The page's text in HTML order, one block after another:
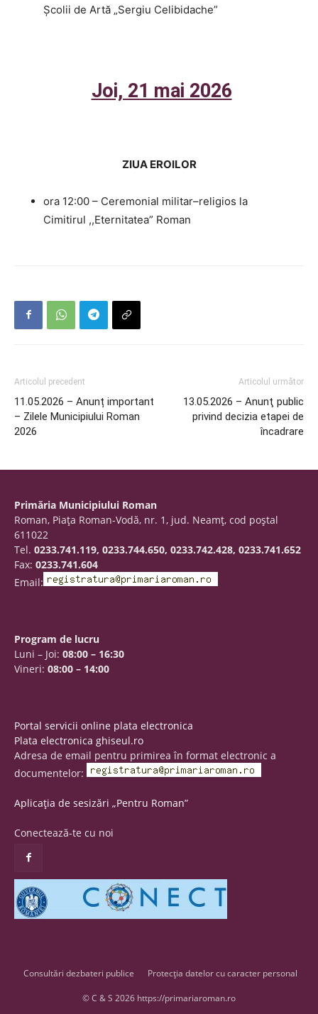
Școlii de Artă „Sergiu Celibidache”
Joi, 21 mai 2026
ZIUA EROILOR
ora 12:00 – Ceremonial militar–religios la
Cimitirul ,,Eternitatea” Roman
Articolul precedent
11.05.2026 – Anunț important
– Zilele Municipiului Roman
2026
Articolul următor
13.05.2026 – Anunţ public
privind decizia etapei de
încadrare
Primăria Municipiului Roman
Roman, Piaţa Roman-Vodă, nr. 1, jud. Neamţ, cod poştal
611022
Tel. 0233.741.119, 0233.744.650, 0233.742.428, 0233.741.652
Fax: 0233.741.604
Email:
Program de lucru
Luni – Joi: 08:00 – 16:30
Vineri: 08:00 – 14:00
Portal servicii online plata electronica
Plata electronica ghiseul.ro
Adresa de email pentru primirea în format electronic a
documentelor:
Aplicația de sesizări „Pentru Roman”
Conectează-te cu noi
Consultări dezbateri publice Protecția datelor cu caracter personal
© C & S 2026 https://primariaroman.ro